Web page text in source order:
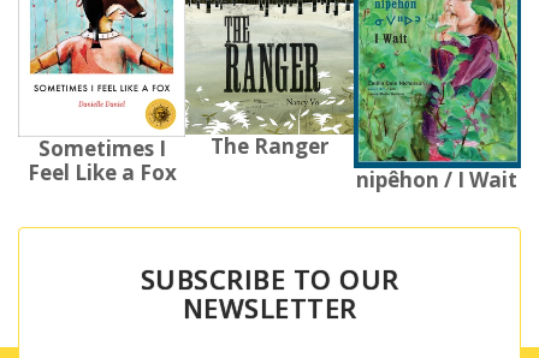
Sometimes I
Feel Like a Fox
The Ranger
nipêhon / I Wait
SUBSCRIBE TO OUR
NEWSLETTER